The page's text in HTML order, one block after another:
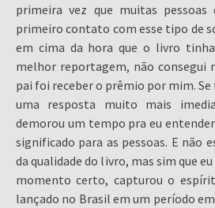
primeira vez que muitas
primeiro contato com esse tipo de
em cima da hora que o livro
melhor reportagem, não consegui
pai foi receber o prêmio por mim.
uma resposta muito mais
demorou um tempo pra eu
significado para as pessoas. E não
da qualidade do livro, mas sim que
momento certo, capturou o
lançado no Brasil em um período